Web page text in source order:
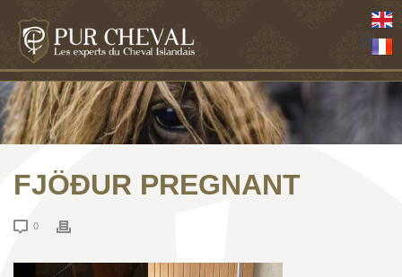
FJÖÐUR PREGNANT
0